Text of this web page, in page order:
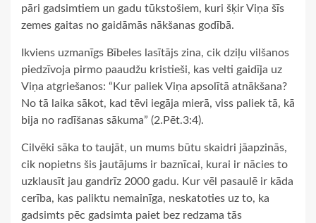
pāri gadsimtiem un gadu tūkstošiem, kuri šķir Viņa šīs
zemes gaitas no gaidāmās nākšanas godībā.
Ikviens uzmanīgs Bībeles lasītājs zina, cik dziļu vilšanos
piedzīvoja pirmo paaudžu kristieši, kas velti gaidīja uz
Viņa atgriešanos: “Kur paliek Viņa apsolītā atnākšana?
No tā laika sākot, kad tēvi iegāja mierā, viss paliek tā, kā
bija no radīšanas sākuma” (2.Pēt.3:4).
Cilvēki sāka to taujāt, un mums būtu skaidri jāapzinās,
cik nopietns šis jautājums ir baznīcai, kurai ir nācies to
uzklausīt jau gandrīz 2000 gadu. Kur vēl pasaulē ir kāda
cerība, kas paliktu nemainīga, neskatoties uz to, ka
gadsimts pēc gadsimta paiet bez redzama tās